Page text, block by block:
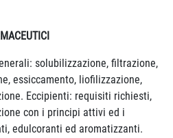
solubilizzazione, filtrazione,
essiccamento, liofilizzazione,
Eccipienti: requisiti richiesti,
con i principi attivi ed i
edulcoranti ed aromatizzanti.